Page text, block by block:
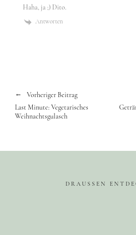
Haha, ja ;) Dito.
Antworten
Vorheriger Beitrag
Last Minute: Vegetarisches
Weihnachtsgulasch
DRAUSSEN